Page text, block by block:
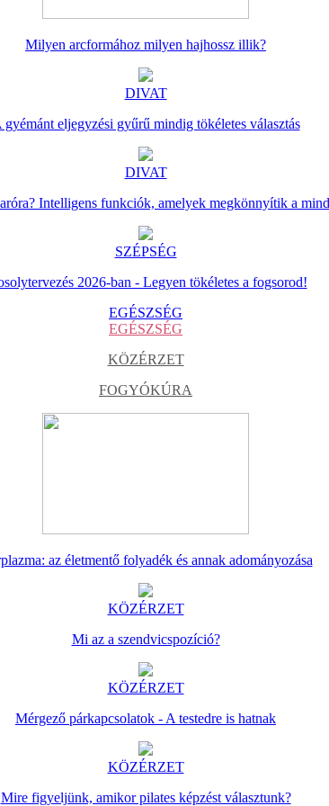
Milyen arcformához milyen hajhossz illik?
DIVAT
gyémánt eljegyzési gyűrű mindig tökéletes választás
DIVAT
Intelligens funkciók, amelyek megkönnyítik a
SZÉPSÉG
2026-ban - Legyen tökéletes a fogsorod!
EGÉSZSÉG
EGÉSZSÉG
KÖZÉRZET
FOGYÓKÚRA
az életmentő folyadék és annak adományozása
KÖZÉRZET
Mi az a szendvicspozíció?
KÖZÉRZET
Mérgező párkapcsolatok - A testedre is hatnak
KÖZÉRZET
Mire figyeljünk, amikor pilates képzést választunk?